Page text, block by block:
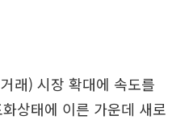
래) 시장 확대에 속도를
상태에 이른 가운데 새로